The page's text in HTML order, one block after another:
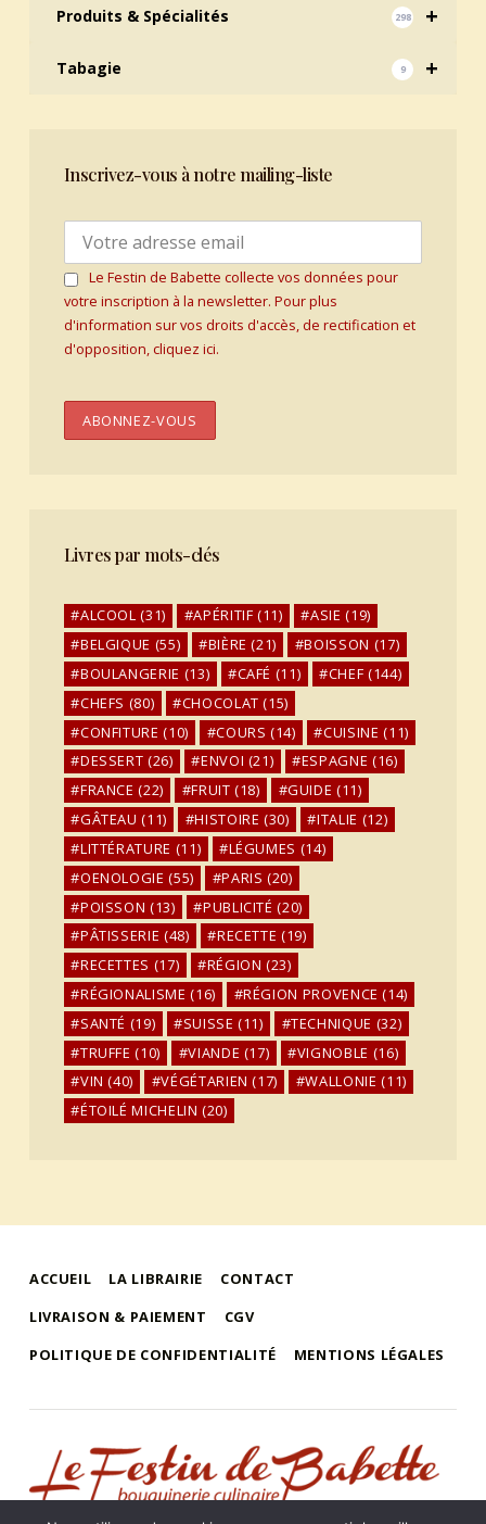
+
Produits & Spécialités 298
+
Tabagie 9
Inscrivez-vous à notre mailing-liste
Le Festin de Babette collecte vos données pour
votre inscription à la newsletter. Pour plus
d'information sur vos droits d'accès, de rectification et
d'opposition, cliquez ici.
Livres par mots-clés
ALCOOL (31) APÉRITIF (11) ASIE (19)
BELGIQUE (55) BIÈRE (21) BOISSON (17)
BOULANGERIE (13) CAFÉ (11) CHEF (144)
CHEFS (80) CHOCOLAT (15)
CONFITURE (10) COURS (14) CUISINE (11)
DESSERT (26) ENVOI (21) ESPAGNE (16)
FRANCE (22) FRUIT (18) GUIDE (11)
GÂTEAU (11) HISTOIRE (30) ITALIE (12)
LITTÉRATURE (11) LÉGUMES (14)
OENOLOGIE (55) PARIS (20)
POISSON (13) PUBLICITÉ (20)
PÂTISSERIE (48) RECETTE (19)
RECETTES (17) RÉGION (23)
RÉGIONALISME (16) RÉGION PROVENCE (14)
SANTÉ (19) SUISSE (11) TECHNIQUE (32)
TRUFFE (10) VIANDE (17) VIGNOBLE (16)
VIN (40) VÉGÉTARIEN (17) WALLONIE (11)
ÉTOILÉ MICHELIN (20)
ACCUEIL LA LIBRAIRIE
CONTACT
LIVRAISON & PAIEMENT
CGV
POLITIQUE DE CONFIDENTIALITÉ
MENTIONS LÉGALES
le festin de babette
"LE FESTIN DE BABETTE" – BOUQUINERIE GASTRONOMIQUE